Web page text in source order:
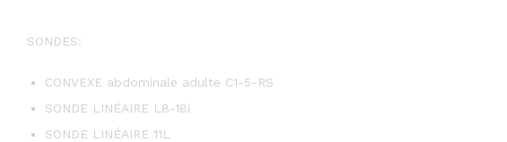
SONDES:
CONVEXE abdominale adulte C1-5-RS
SONDE LINÉAIRE L8-18i
SONDE LINÉAIRE 11L